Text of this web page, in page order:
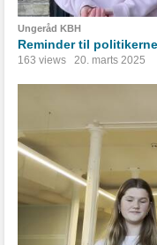
Ungeråd KBH
Reminder til politikerne
163 views 20. marts 2025